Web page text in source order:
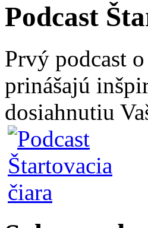
Podcast
Prvý podcast
prinášajú
dosiahnutiu